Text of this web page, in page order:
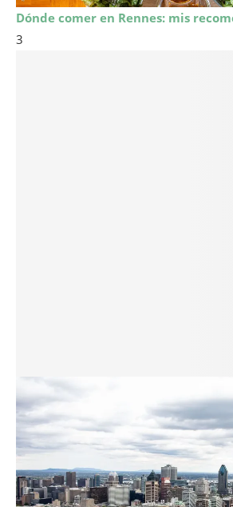
Dónde comer en Rennes: mis
3